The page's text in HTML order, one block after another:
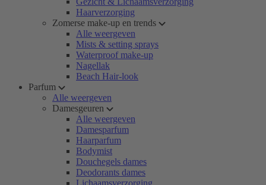
Haarverzorging
Zomerse make-up en trends
Alle weergeven
Mists & setting sprays
Waterproof make-up
Nagellak
Beach Hair-look
Parfum
Alle weergeven
Damesgeuren
Alle weergeven
Damesparfum
Haarparfum
Bodymist
Douchegels dames
Deodorants dames
Lichaamsverzorging